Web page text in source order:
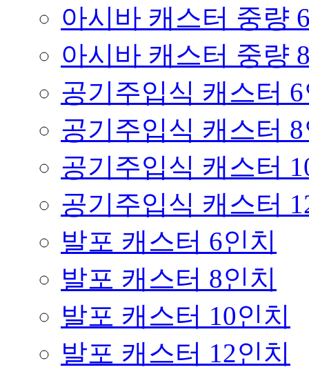
아시바 캐스터 중량
아시바 캐스터 중량
공기주입식 캐스터
공기주입식 캐스터
공기주입식 캐스터
공기주입식 캐스터
발포 캐스터 6인치
발포 캐스터 8인치
발포 캐스터 10인치
발포 캐스터 12인치